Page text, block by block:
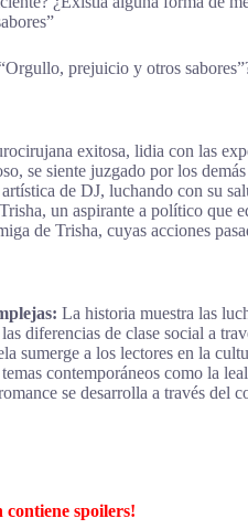
prejuicio y otros
exitosa, lidia con las
se siente juzgado por los
de DJ, luchando con su
un aspirante a político que
de Trisha, cuyas acciones
La historia muestra las
diferencias de clase social a
sumerge a los lectores en la
contemporáneos como la
se desarrolla a través del
spoilers!